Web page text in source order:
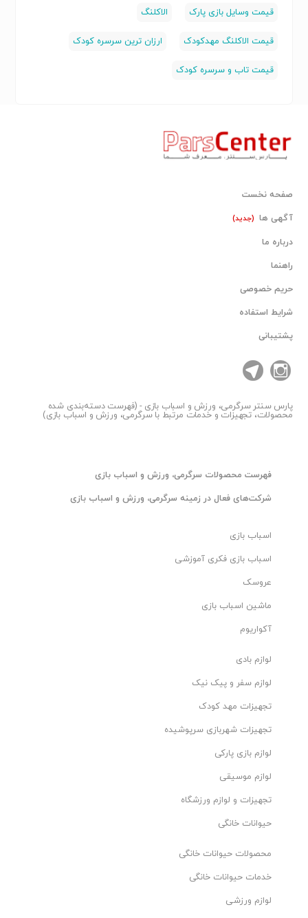
قیمت وسایل بازی پارک الاکلنگ
قیمت الاکلنگ مهدکودک ارزان ترین سرسره کودک
قیمت تاب و سرسره کودک
صفحه نخست
آگهی ها (جدید)
درباره ما
راهنما
حریم خصوصی
شرایط استفاده
پشتیبانی
پارس سنترسرگرمی، ورزش و اسباب بازی - (فهرست دسته‌بندی شده
محصولات، تجهیزات و خدمات مرتبط با سرگرمی، ورزش و اسباب بازی)
فهرست محصولات سرگرمی، ورزش و اسباب بازی
شرکت‌های فعال در زمینه سرگرمی، ورزش و اسباب بازی
اسباب بازی
اسباب بازی فکری آموزشی
عروسک
ماشین اسباب بازی
آکواریوم
لوازم بادی
لوازم سفر و پیک نیک
تجهیزات مهد کودک
تجهیزات شهربازی سرپوشیده
لوازم بازی پارکی
لوازم موسیقی
تجهیزات و لوازم ورزشگاه
حیوانات خانگی
محصولات حیوانات خانگی
خدمات حیوانات خانگی
لوازم ورزشی